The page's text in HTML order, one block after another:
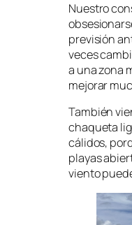
Nuestro
previsión
veces
a una zona
mejorar
También
chaqueta
cálidos,
playas
viento